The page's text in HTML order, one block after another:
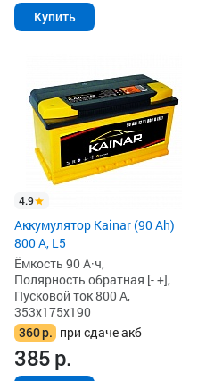
Купить
4.9
Аккумулятор Kainar (90 Ah)
800 А, L5
Ёмкость 90 А·ч,
Полярность обратная [- +],
Пусковой ток 800 А,
353x175x190
360р. при сдаче акб
385р.